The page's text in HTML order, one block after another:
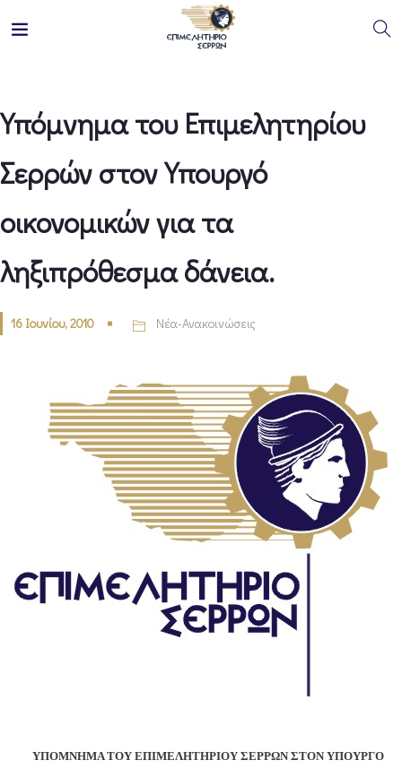
Υπόμνημα του Επιμελητηρίου
Σερρών στον Υπουργό
οικονομικών για τα
ληξιπρόθεσμα δάνεια.
16 Ιουνίου, 2010 Νέα-Ανακοινώσεις
ΥΠΟΜΝΗΜΑ ΤΟΥ ΕΠΙΜΕΛΗΤΗΡΙΟΥ ΣΕΡΡΩΝ ΣΤΟΝ ΥΠΟΥΡΓΟ